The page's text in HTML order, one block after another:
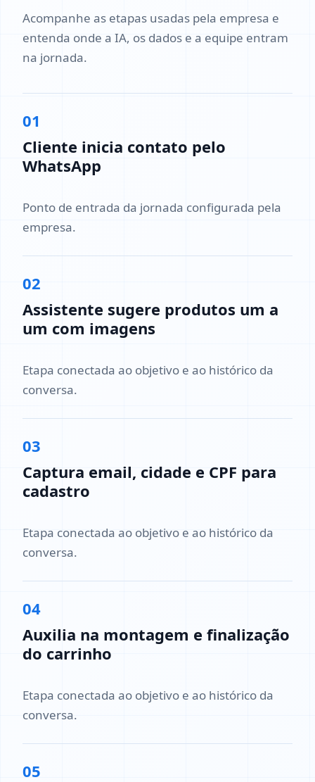
Acompanhe as etapas usadas pela empresa e
entenda onde a IA, os dados e a equipe entram
na jornada.
01
Cliente inicia contato pelo
WhatsApp
Ponto de entrada da jornada configurada pela
empresa.
02
Assistente sugere produtos um a
um com imagens
Etapa conectada ao objetivo e ao histórico da
conversa.
03
Captura email, cidade e CPF para
cadastro
Etapa conectada ao objetivo e ao histórico da
conversa.
04
Auxilia na montagem e finalização
do carrinho
Etapa conectada ao objetivo e ao histórico da
conversa.
05